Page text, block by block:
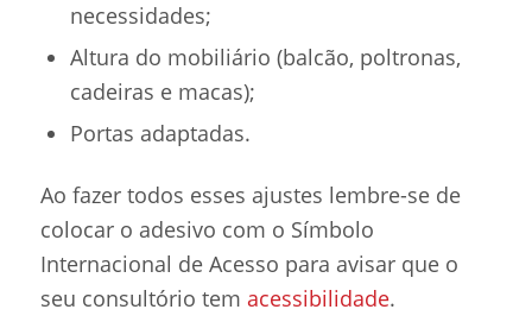
necessidades;
Altura do mobiliário (balcão, poltronas,
cadeiras e macas);
Portas adaptadas.
Ao fazer todos esses ajustes lembre-se de
colocar o adesivo com o Símbolo
Internacional de Acesso para avisar que o
seu consultório tem acessibilidade.